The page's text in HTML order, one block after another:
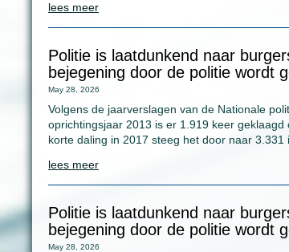
lees meer
Politie is laatdunkend naar
bejegening door de politie wordt
May 28, 2026
Volgens de jaarverslagen van de Nationale
oprichtingsjaar 2013 is er 1.919 keer
korte daling in 2017 steeg het door naar
lees meer
Politie is laatdunkend naar
bejegening door de politie wordt
May 28, 2026